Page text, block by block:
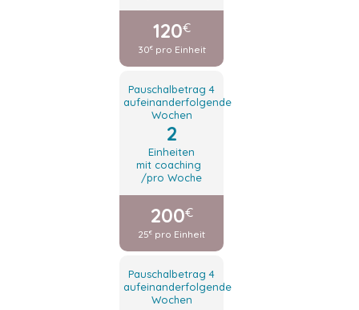
120€
30€pro Einheit
Pauschalbetrag 4
aufeinanderfolgende
Wochen
2
Einheiten
mit coaching
/pro Woche
200€
25€ pro Einheit
Pauschalbetrag 4
aufeinanderfolgende
Wochen